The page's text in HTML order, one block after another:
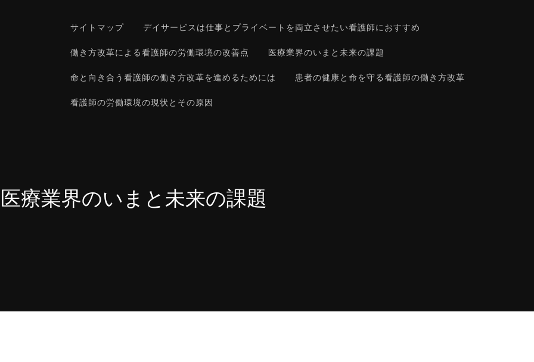
サイトマップ デイサービスは仕事とプライベートを両立させたい看護師におすすめ
働き方改革による看護師の労働環境の改善点 医療業界のいまと未来の課題
命と向き合う看護師の働き方改革を進めるためには 患者の健康と命を守る看護師の働き方改革
看護師の労働環境の現状とその原因
医療業界のいまと未来の課題